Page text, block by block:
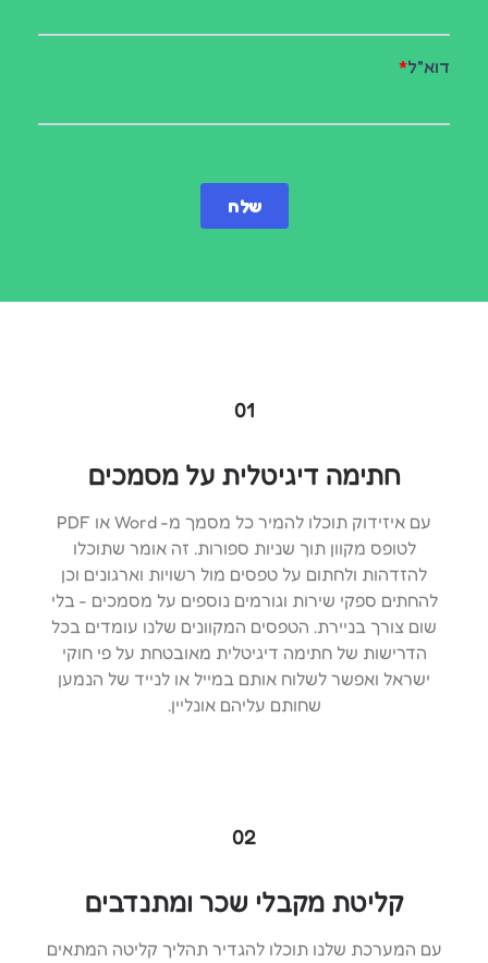
01
חתימה דיגיטלית על מסמכים
עם איזידוק תוכלו להמיר כל מסמך מ- Word או PDF
לטופס מקוון תוך שניות ספורות. זה אומר שתוכלו
להזדהות ולחתום על טפסים מול רשויות וארגונים וכן
להחתים ספקי שירות וגורמים נוספים על מסמכים - בלי
שום צורך בניירת. הטפסים המקוונים שלנו עומדים בכל
הדרישות של חתימה דיגיטלית מאובטחת על פי חוקי
ישראל ואפשר לשלוח אותם במייל או לנייד של הנמען
שחותם עליהם אונליין.
02
קליטת מקבלי שכר ומתנדבים
עם המערכת שלנו תוכלו להגדיר תהליך קליטה המתאים